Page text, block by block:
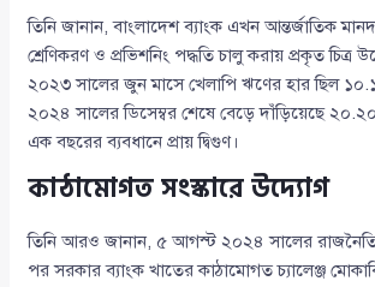
তিনি জানান, বাংলাদেশ ব্যাংক এখন আন্তর্জাতিক
শ্রেণিকরণ ও প্রভিশনিং পদ্ধতি চালু করায় প্রকৃত চিত্র
২০২৩ সালের জুন মাসে খেলাপি ঋণের হার ছিল
২০২৪ সালের ডিসেম্বর শেষে বেড়ে দাঁড়িয়েছে
এক বছরের ব্যবধানে প্রায় দ্বিগুণ।
কাঠামোগত সংস্কারে উদ্যোগ
তিনি আরও জানান, ৫ আগস্ট ২০২৪ সালের
পর সরকার ব্যাংক খাতের কাঠামোগত চ্যালেঞ্জ